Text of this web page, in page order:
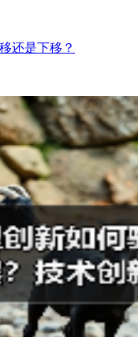
还是下移？